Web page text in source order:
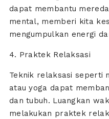
dapat membantu
mental, memberi kita
mengumpulkan energi
4. Praktek Relaksasi
Teknik relaksasi seperti
atau yoga dapat
dan tubuh. Luangkan
melakukan praktek